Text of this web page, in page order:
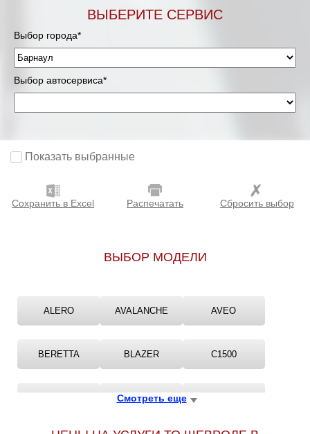
ВЫБЕРИТЕ СЕРВИС
Выбор города*
Выбор автосервиса*
Показать выбранные
Сохранить в Excel Распечатать Сбросить выбор
ВЫБОР МОДЕЛИ
ALERO AVALANCHE AVEO
BERETTA BLAZER C1500
C3500
Смотреть еще